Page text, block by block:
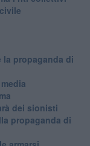
la propaganda di
dei sionisti
propaganda di